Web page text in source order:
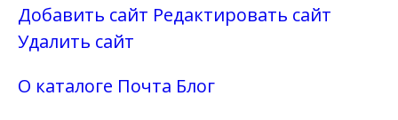
Добавить сайт Редактировать сайт
Удалить сайт
О каталоге Почта Блог